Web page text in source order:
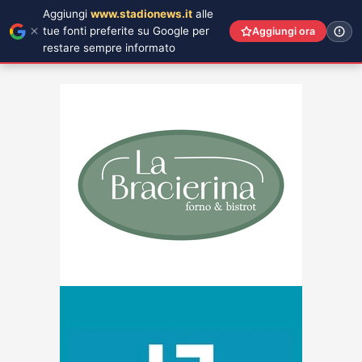
Aggiungi www.stadionews.it alle
tue fonti preferite su Google per
restare sempre informato
Aggiungi ora